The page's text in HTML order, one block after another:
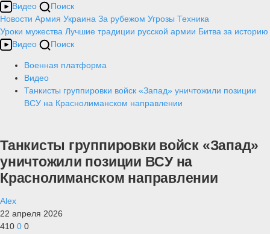
Видео
Поиск
Новости Армия Украина За рубежом Угрозы Техника
Уроки мужества Лучшие традиции русской армии Битва за историю
Видео
Поиск
Военная платформа
Видео
Танкисты группировки войск «Запад» уничтожили позиции
ВСУ на Краснолиманском направлении
Танкисты группировки войск «Запад»
уничтожили позиции ВСУ на
Краснолиманском направлении
Alex
22 апреля 2026
410 0 0